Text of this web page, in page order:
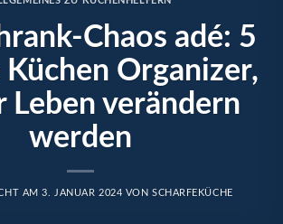
Chaos adé: 5
Küchen Organizer,
Leben verändern
werden
AM3. JANUAR 2024 VON SCHARFEKÜCHE